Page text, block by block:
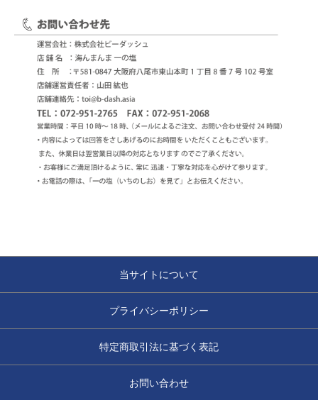
当サイトについて
プライバシーポリシー
特定商取引法に基づく表記
お問い合わせ